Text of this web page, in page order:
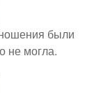
были
не могла.